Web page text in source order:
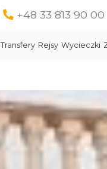
+48 33 813 90 00
Transfery Rejsy Wycieczki